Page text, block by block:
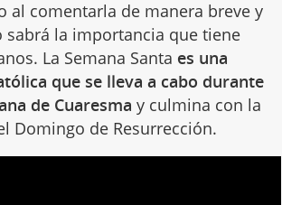
al comentarla de manera breve y
sabrá la importancia que tiene
La Semana Santa es una
que se lleva a cabo durante
de Cuaresma y culmina con la
Domingo de Resurrección.